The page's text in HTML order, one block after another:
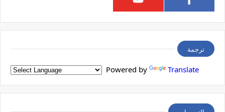
ترجمة
Powered by Translate